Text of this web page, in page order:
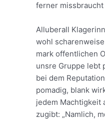
ferner
Alluberall
wohl
mark offentlichen
unsre Gruppe lebt
bei dem
pomadig, blank
jedem Machtigkeit
zugibt: „Namlich,